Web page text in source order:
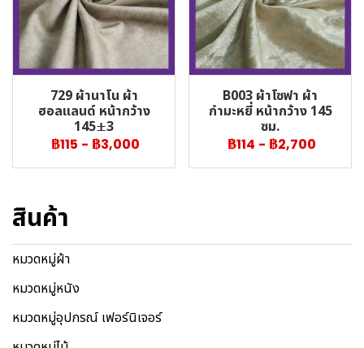
729 ผ้านาโน ผ้า
ฮอลแลนด์ หน้ากว้าง
145±3
฿115 - ฿3,000
B003 ผ้าโซฟา ผ้า
กำมะหยี่ หน้ากว้าง 145
ซม.
฿114 - ฿2,700
สินค้า
หมวดหมู่ผ้า
หมวดหมู่หนัง
หมวดหมู่อุปกรณ์ เฟอร์นิเจอร์